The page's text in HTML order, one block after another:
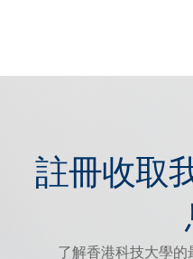
註冊收取
了解香港科技大學的